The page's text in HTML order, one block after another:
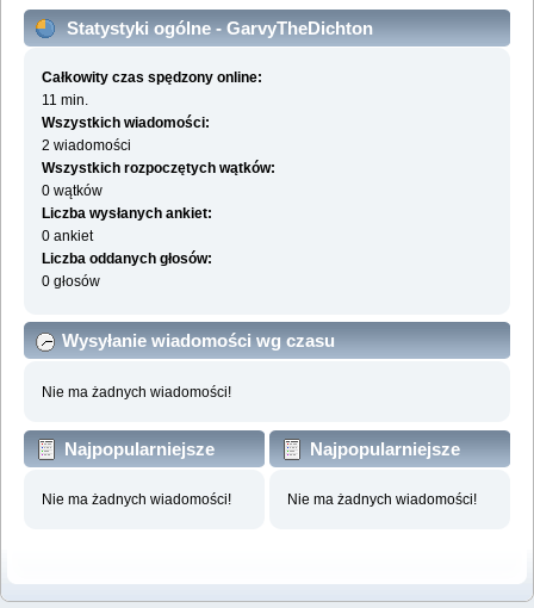
Statystyki ogólne - GarvyTheDichton
Całkowity czas spędzony online:
11 min.
Wszystkich wiadomości:
2 wiadomości
Wszystkich rozpoczętych wątków:
0 wątków
Liczba wysłanych ankiet:
0 ankiet
Liczba oddanych głosów:
0 głosów
Wysyłanie wiadomości wg czasu
Nie ma żadnych wiadomości!
Najpopularniejsze
Nie ma żadnych wiadomości!
Najpopularniejsze
Nie ma żadnych wiadomości!